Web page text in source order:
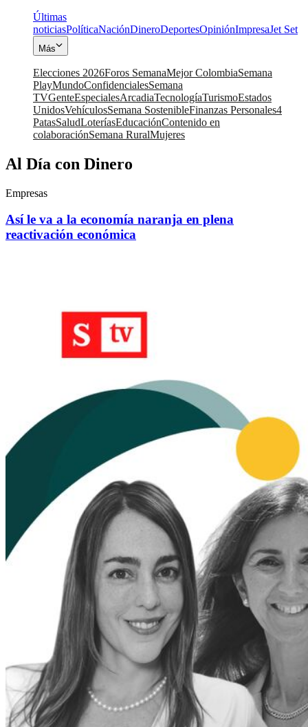
Últimas
noticiasPolíticaNaciónDineroDeportesOpiniónImpresaJet Set
Más
Elecciones 2026Foros SemanaMejor ColombiaSemana
PlayMundoConfidencialesSemana
TVGenteEspecialesArcadiaTecnologíaTurismoEstados
UnidosVehículosSemana SostenibleFinanzas Personales4
PatasSaludLoteríasEducaciónContenido en
colaboraciónSemana RuralMujeres
Al Día con Dinero
Empresas
Así le va a la economía naranja en plena
reactivación económica